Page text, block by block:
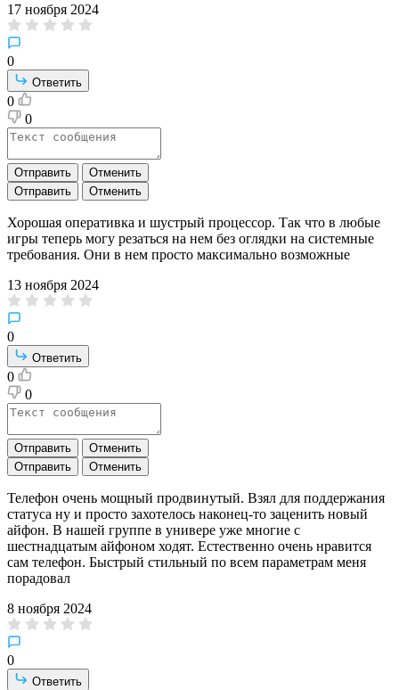
17 ноября 2024
0
Ответить
0
0
Отправить
Отменить
Отправить
Отменить
Хорошая оперативка и шустрый процессор. Так что в любые
игры теперь могу резаться на нем без оглядки на системные
требования. Они в нем просто максимально возможные
13 ноября 2024
0
Ответить
0
0
Отправить
Отменить
Отправить
Отменить
Телефон очень мощный продвинутый. Взял для поддержания
статуса ну и просто захотелось наконец-то заценить новый
айфон. В нашей группе в универе уже многие с
шестнадцатым айфоном ходят. Естественно очень нравится
сам телефон. Быстрый стильный по всем параметрам меня
порадовал
8 ноября 2024
0
Ответить